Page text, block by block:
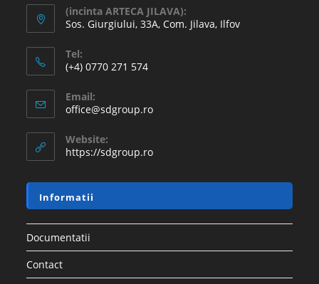
(incinta ARTECA JILAVA):
Sos. Giurgiului, 33A, Com. Jilava, Ilfov
Tel:
(+4) 0770 271 574
Email:
office@sdgroup.ro
Website:
https://sdgroup.ro
Informatii
Documentatii
Contact